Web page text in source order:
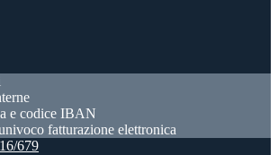
e codice IBAN
fatturazione elettronica
679